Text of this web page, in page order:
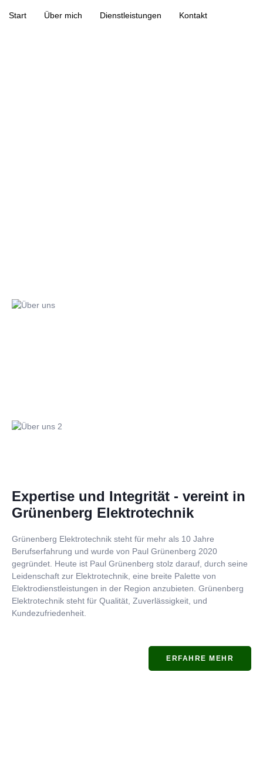
Start Über mich Dienstleistungen Kontakt
Expertise und Integrität - vereint in
Grünenberg Elektrotechnik
Grünenberg Elektrotechnik steht für mehr als 10 Jahre
Berufserfahrung und wurde von Paul Grünenberg 2020
gegründet. Heute ist Paul Grünenberg stolz darauf, durch seine
Leidenschaft zur Elektrotechnik, eine breite Palette von
Elektrodienstleistungen in der Region anzubieten. Grünenberg
Elektrotechnik steht für Qualität, Zuverlässigkeit, und
Kundezufriedenheit.
ERFAHRE MEHR